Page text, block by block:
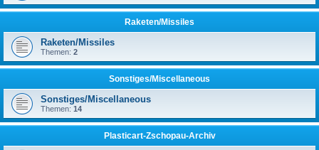
Raketen/Missiles
Raketen/Missiles
Themen: 2
Sonstiges/Miscellaneous
Sonstiges/Miscellaneous
Themen: 14
Plasticart-Zschopau-Archiv